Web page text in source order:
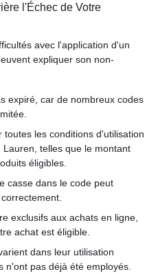
l'Échec de Votre
avec l'application d'un
expliquer son non-
expiré, car de nombreux codes
les conditions d'utilisation
telles que le montant
éligibles.
casse dans le code peut
exclusifs aux achats en ligne,
achat est éligible.
dans leur utilisation
n'ont pas déjà été employés.